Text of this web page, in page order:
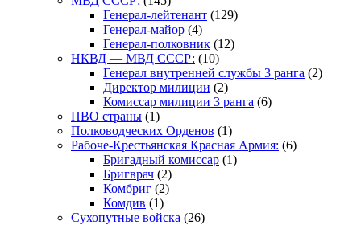
Генерал-лейтенант (129)
Генерал-майор (4)
Генерал-полковник (12)
НКВД — МВД СССР: (10)
Генерал внутренней службы 3 ранга (2)
Директор милиции (2)
Комиссар милиции 3 ранга (6)
ПВО страны (1)
Полководческих Орденов (1)
Рабоче-Крестьянская Красная Армия: (6)
Бригадный комиссар (1)
Бригврач (2)
Комбриг (2)
Комдив (1)
Сухопутные войска (26)